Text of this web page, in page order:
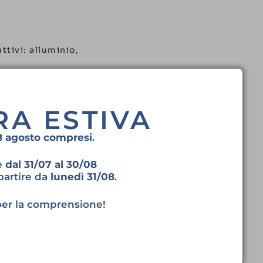
alluminio,
90% in un ciclo
tetti dei nostri
61651)
ESTIVA
agosto compresi.
dal 31/07 al 30/08
da lunedì 31/08.
la comprensione!